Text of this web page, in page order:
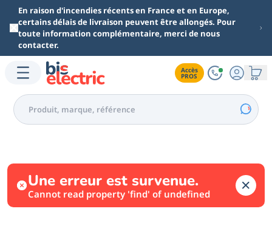
Aller au contenu principal
En raison d'incendies récents en France et en Europe,
certains délais de livraison peuvent être allongés. Pour
toute information complémentaire, merci de nous
contacter.
Accès
PROS
Une erreur est survenue.
Cannot read property 'find' of undefined